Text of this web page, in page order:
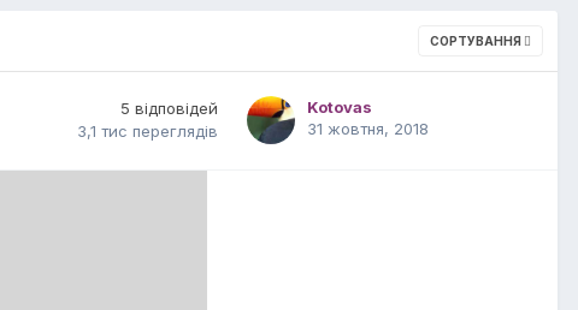
СОРТУВАННЯ
5 відповідей
3,1 тис переглядів
Kotovas
31 жовтня, 2018